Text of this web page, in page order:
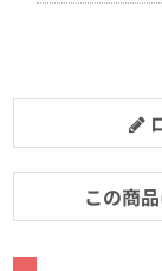
この商